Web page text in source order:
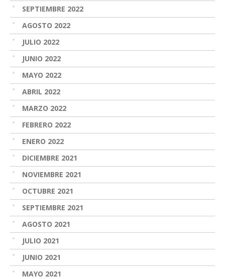
SEPTIEMBRE 2022
AGOSTO 2022
JULIO 2022
JUNIO 2022
MAYO 2022
ABRIL 2022
MARZO 2022
FEBRERO 2022
ENERO 2022
DICIEMBRE 2021
NOVIEMBRE 2021
OCTUBRE 2021
SEPTIEMBRE 2021
AGOSTO 2021
JULIO 2021
JUNIO 2021
MAYO 2021